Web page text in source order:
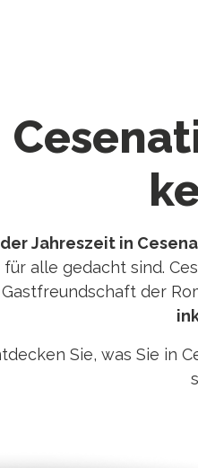
Jahreszeit in
für alle gedacht sind.
Gastfreundschaft der
Sie, was Sie in